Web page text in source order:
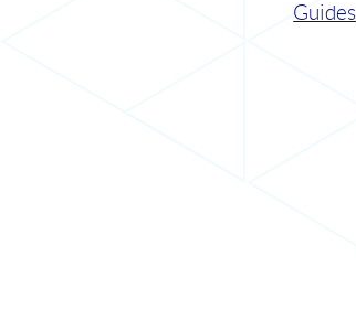
Guides